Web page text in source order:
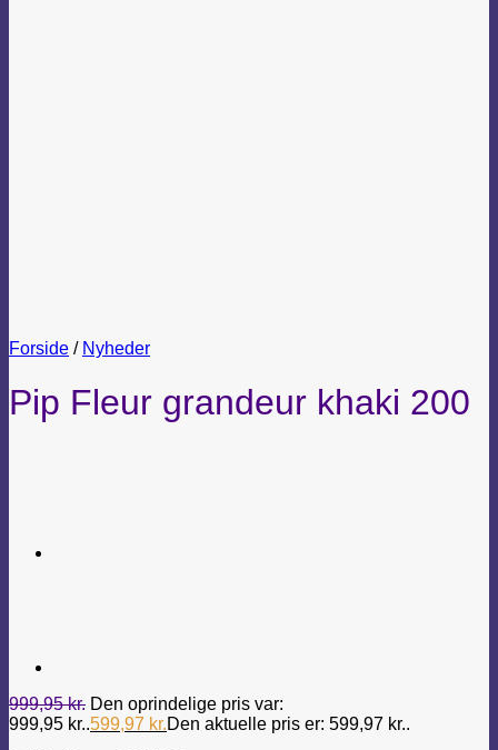
Forside / Nyheder
Pip Fleur grandeur khaki 200
999,95kr. Den oprindelige pris var:
999,95 kr..599,97 kr.Den aktuelle pris er: 599,97 kr..